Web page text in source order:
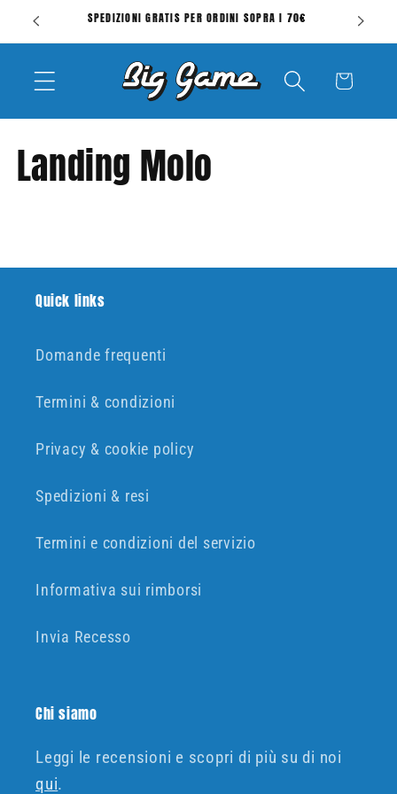
direttamente
ai contenuti
SPEDIZIONI GRATIS PER ORDINI SOPRA I 70€
Carrello
Landing Molo
Quick links
Domande frequenti
Termini & condizioni
Privacy & cookie policy
Spedizioni & resi
Termini e condizioni del servizio
Informativa sui rimborsi
Invia Recesso
Chi siamo
Leggi le recensioni e scopri di più su di noi
qui.